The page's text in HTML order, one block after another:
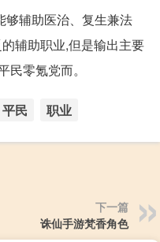
够辅助医治、复生兼法
辅助职业,但是输出主要
零氪党而。
平民 职业
下一篇
诛仙手游梵香角色